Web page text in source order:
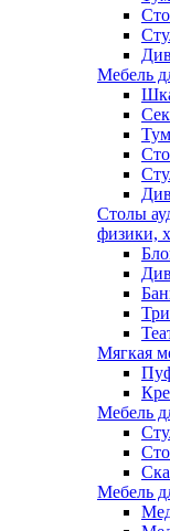
Мебель
Столы
физики,
Мягкая
Мебель
Мебель